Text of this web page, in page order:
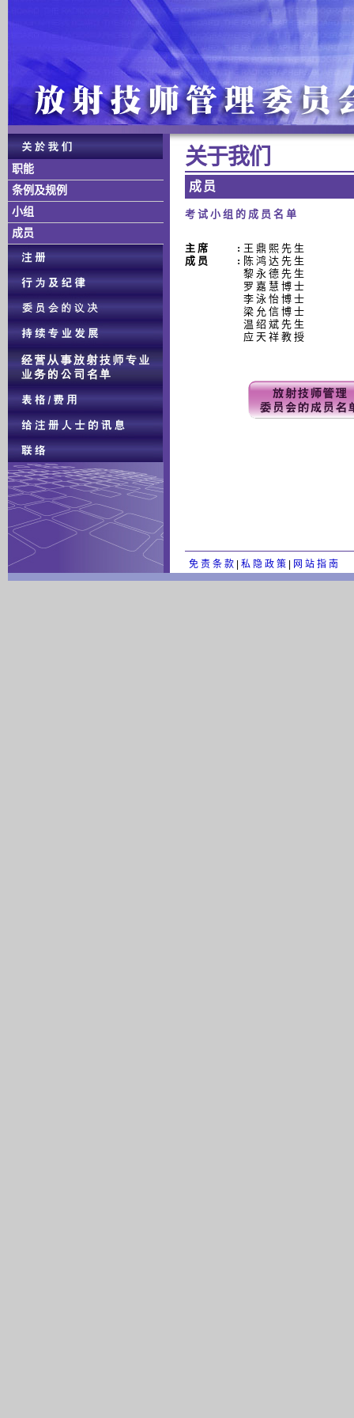
职能
条例及规例
小组
成员
关 于 我 们
成 员
考 试 小 组 的 成 员 名 单
主 席 : 王 鼎 熙 先 生
成 员
: 陈 鸿 达 先 生
黎 永 德 先 生
罗 嘉 慧 博 士
李 泳 怡 博 士
梁 允 信 博 士
温 绍 斌 先 生
应 天 祥 教 授
免 责 条 款 私 隐 政 策 网 站 指 南